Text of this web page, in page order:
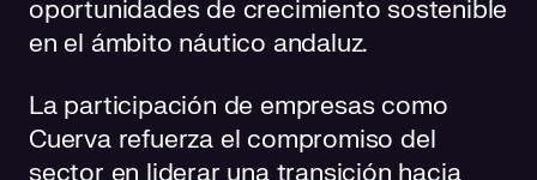
oportunidades de crecimiento sostenible
en el ámbito náutico andaluz.
La participación de empresas como
Cuerva refuerza el compromiso del
sector en liderar una transición hacia